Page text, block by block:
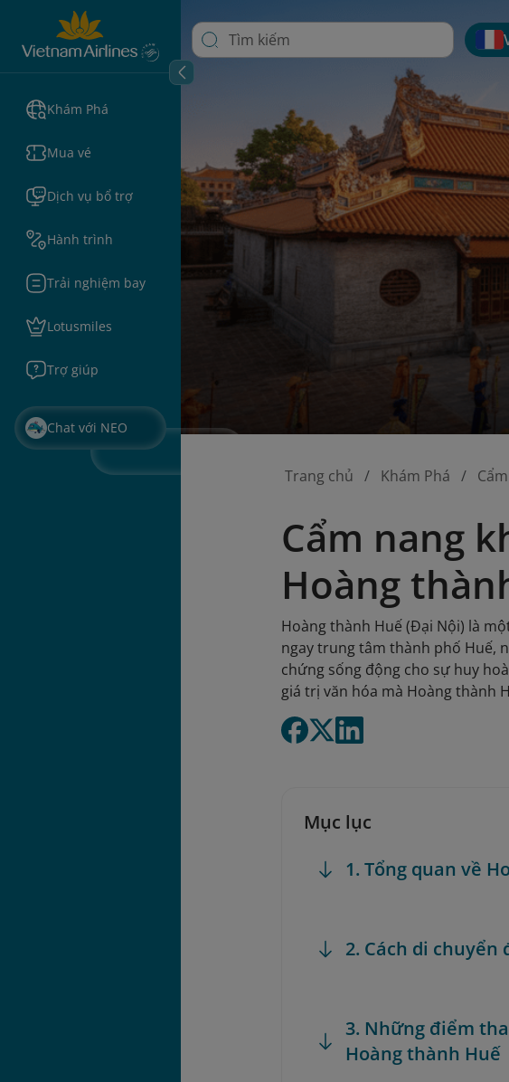
Khám Phá
Mua vé
Dịch vụ bổ trợ
Hành trình
Trải nghiệm bay
Lotusmiles
Trợ giúp
Chat với NEO
Trang chủ Khám Phá
Cẩm nang
Hoàng
Hoàng thành Huế (Đại Nội) là
ngay trung tâm thành phố Huế,
chứng sống động cho sự huy
giá trị văn hóa mà Hoàng thành
Mục lục
1. Tổng quan về
2. Cách di
3. Những điểm
Hoàng thành Huế